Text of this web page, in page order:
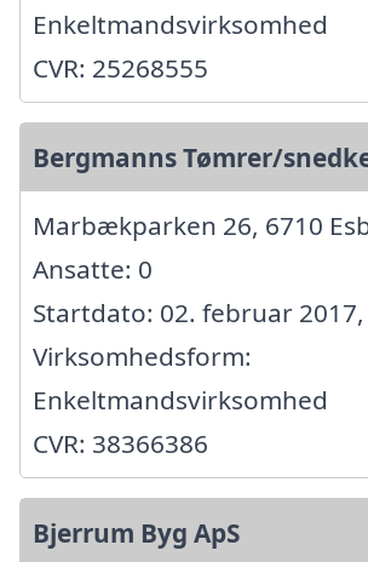
Enkeltmandsvirksomhed
CVR: 25268555
Bergmanns Tømrer/
Marbækparken 26, 6710
Ansatte: 0
Startdato: 02. februar 2017,
Virksomhedsform:
Enkeltmandsvirksomhed
CVR: 38366386
Bjerrum Byg ApS